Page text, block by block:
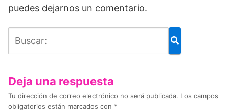
puedes dejarnos un comentario.
Deja una respuesta
Tu dirección de correo electrónico no será publicada. Los campos
obligatorios están marcados con *